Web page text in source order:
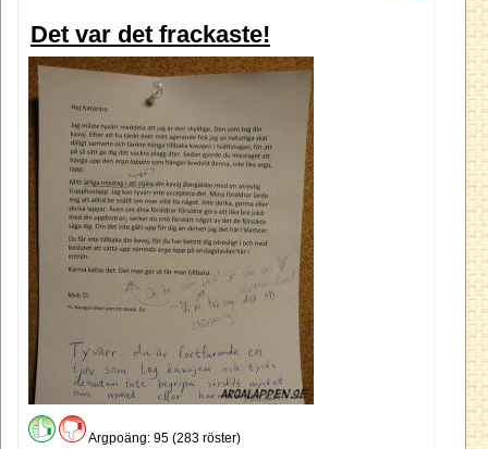
Det var det frackaste!
Argpoäng: 95 (283 röster)